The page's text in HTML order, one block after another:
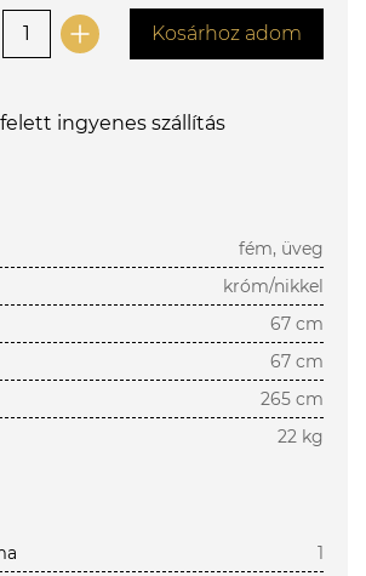
Kosárhoz adom
ingyenes szállítás
fém, üveg
króm/nikkel
67 cm
67 cm
265 cm
22 kg
1